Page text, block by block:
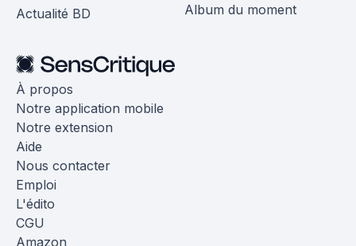
Actualité BD
Album du moment
À propos
Notre application mobile
Notre extension
Aide
Nous contacter
Emploi
L'édito
CGU
Amazon